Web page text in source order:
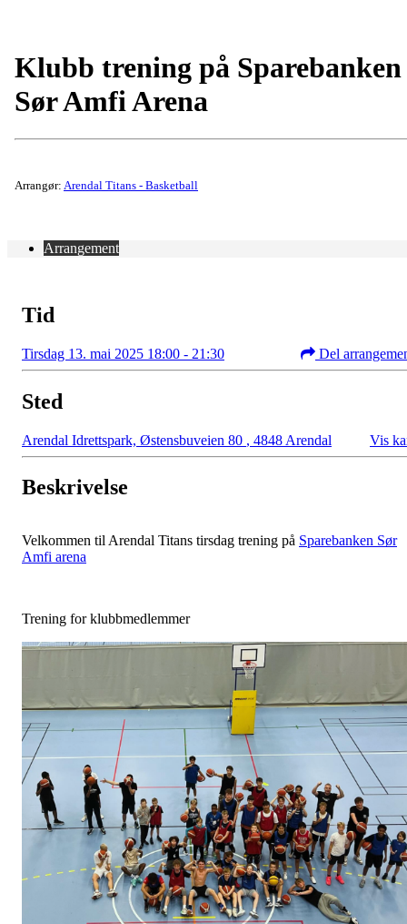
Klubb trening på Sparebanken
Sør Amfi Arena
Arrangør: Arendal Titans - Basketball
Arrangement
Tid
Tirsdag 13. mai 2025 18:00 - 21:30 Del
Sted
Arendal Idrettspark, Østensbuveien 80 , 4848 Arendal Vis
Beskrivelse
Velkommen til Arendal Titans tirsdag trening på Sparebanken Sør
Amfi arena
Trening for klubbmedlemmer